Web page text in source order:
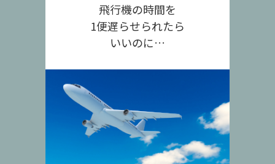
飛行機の時間を
1便遅らせられたら
いいのに…